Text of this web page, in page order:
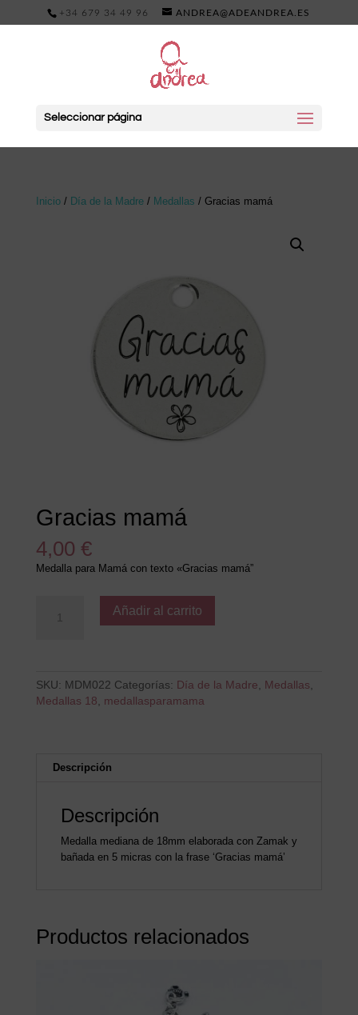
+34 679 34 49 96 ANDREA@ADEANDREA.ES
Seleccionar página
Inicio/ Día de la Madre/ Medallas / Gracias mamá
Gracias mamá
4,00 €
Medalla para Mamá con texto «Gracias mamá”
mamá
Añadir al carrito
SKU: MDM022 Categorías: Día de la Madre, Medallas,
Medallas 18, medallasparamama
Descripción
Descripción
Medalla mediana de 18mm elaborada con Zamak y
bañada en 5 micras con la frase ‘Gracias mamá’
Productos relacionados